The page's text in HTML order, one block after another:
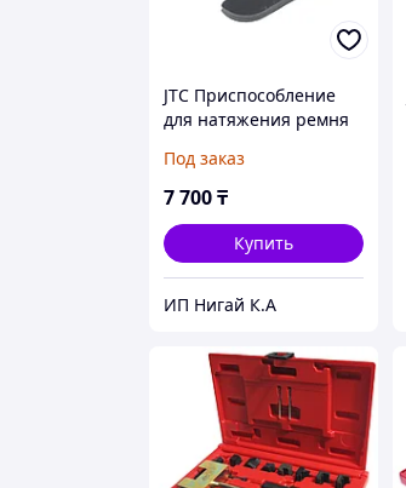
JTC Приспособление
для натяжения ремня
SKODA PORSCHE OPEL)
JTC
Под заказ
7 700₸
Купить
ИП Нигай К.А